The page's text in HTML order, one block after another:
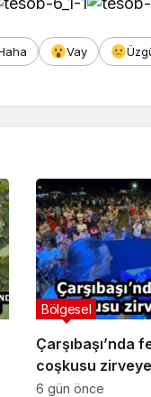
Vay
Çarşıbaşı’nda
coşkusu
Bölgesel
6 gün önce